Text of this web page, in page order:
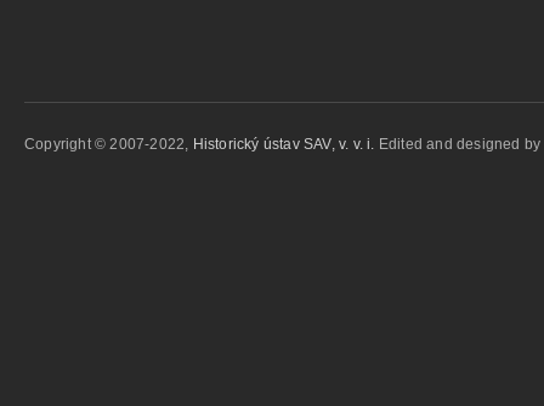
Copyright © 2007-2022, Historický ústav SAV, v. v. i. Edited and designed by